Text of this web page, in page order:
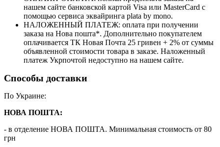
нашем сайте банковской картой Visa или MasterCard с
помощью сервиса эквайринга plata by mono.
НАЛОЖЕННЫЙ ПЛАТЕЖ: оплата при получении
заказа на Нова пошта*. Дополнительно покупателем
оплачивается ТК Новая Почта 25 гривен + 2% от суммы
объявленной стоимости товара в заказе. Наложенный
платеж Укрпочтой недоступно на нашем сайте.
Способы доставки
По Украине:
НОВА ПОШТА:
- в отделение НОВА ПОШТА. Минимальная стоимость от 80
грн